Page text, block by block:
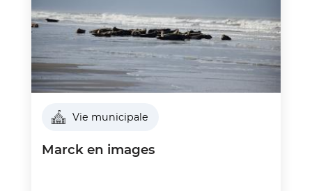
Vie municipale
Marck en images